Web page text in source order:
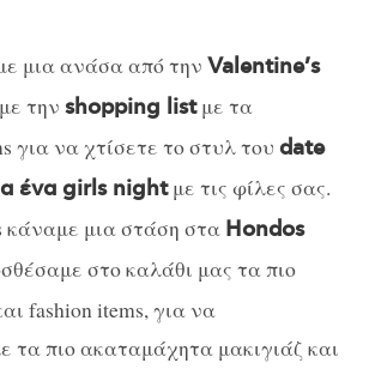
μια ανάσα από την Valentine’s
την shopping listμε τα
για να χτίσετε το στυλ του date
ένα girls nightμε τις φίλες σας.
κάναμε μια στάση στα Hondos
στο καλάθι μας τα πιο
fashion items, για να
τα πιο ακαταμάχητα μακιγιάζ και